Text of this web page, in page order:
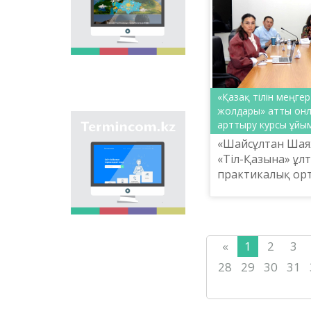
мақсаты - еліміздің
өңірлеріндегі көше,
елдімекен,
мекемелер мен түрлі
нысандарға берілген
ономастикалық
атауларды
біріздендіру.
"Termincom.kz" сайты
- қазақ
терминологиясын
жүйелеуге,
терминологиялық
қорды толықтыруға,
терминдерді және
атауларды қазақ
«Қазақ тілін
жолдары» атты
арттыру курсы
«Шайсұлтан
«Тіл-Қазына»
практикалық
« 1 2 3
28
29 30 31